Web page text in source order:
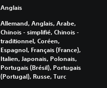
Anglais
Allemand, Anglais, Arabe,
Chinois - simplifié, Chinois -
traditionnel, Coréen,
Espagnol, Français (France),
Italien, Japonais, Polonais,
Portugais (Brésil), Portugais
(Portugal), Russe, Turc